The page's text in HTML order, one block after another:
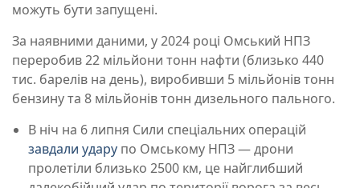
можуть бути запущені.
За наявними даними, у 2024 році Омський НПЗ
переробив 22 мільйони тонн нафти (близько 440
тис. барелів на день), виробивши 5 мільйонів тонн
бензину та 8 мільйонів тонн дизельного пального.
В ніч на 6 липня Сили спеціальних операцій
завдали удару по Омському НПЗ — дрони
пролетіли близько 2500 км, це найглибший